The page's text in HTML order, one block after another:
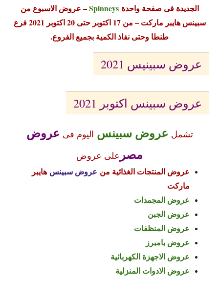
الجديدة فى صفحة واحدةSpinneys– عروض الاسبوع من
سبينس هايبر ماركت – من 17 اكتوبر حتى 20 اكتوبر 2021 فرع
طنطا وحتى نفاذ الكمية بجميع الفروع.
عروض سبينيس 2021
عروض سبينس اكتوبر 2021
تشمل عروض سبينس اليوم فى عروض
مصر على عروض
عروض المنتجات الغذائية من عروض سبينس هايبر
ماركت
عروض المجمدات
عروض الجبن
عروض المنظفات
عروض بامبرز
عروض الاجهزة الكهربائية
عروض الادوات المنزلية